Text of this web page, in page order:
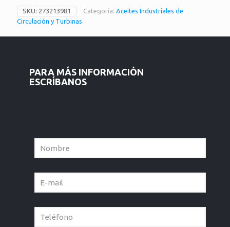
SKU: 273213981 Categoría: Aceites Industriales de
Circulación y Turbinas
PARA MÁS INFORMACIÓN
ESCRÍBANOS